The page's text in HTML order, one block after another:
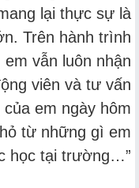
lại thực sự là
Trên hành trình
vẫn luôn nhận
viên và tư vấn
em ngày hôm
từ những gì em
học tại trường…”